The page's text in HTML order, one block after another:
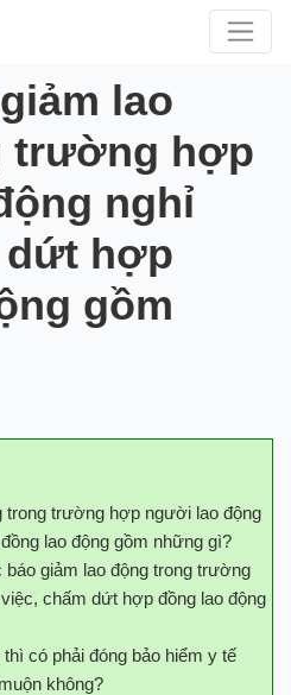
lao
trường hợp
nghỉ
dứt hợp
gồm
trong trường hợp người lao động
lao động gồm những gì?
giảm lao động trong trường
chấm dứt hợp đồng lao động
có phải đóng bảo hiểm y tế
không?